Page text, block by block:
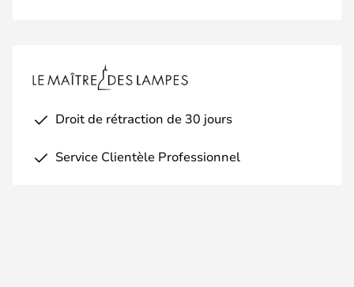
Droit de rétraction de 30 jours
Service Clientèle Professionnel